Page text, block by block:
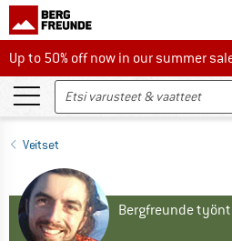
Up to 50% off now in our summer sale
Up to 50% off now in our summer
Veitset
Bergfreunde